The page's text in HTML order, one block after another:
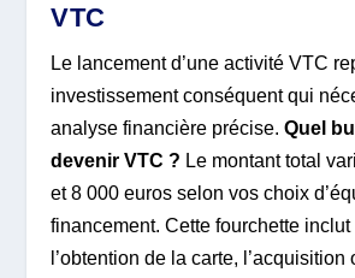
VTC
Le lancement d’une activité VTC
investissement conséquent qui
analyse financière précise.Quel
devenir VTC ? Le montant total
et 8 000 euros selon vos choix
financement. Cette fourchette inclut
l’obtention de la carte,